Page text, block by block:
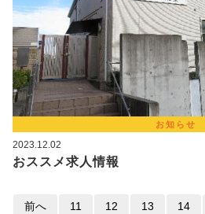
お知らせ
2023.12.02
おススメ求人情報
前へ 11 12 13 14